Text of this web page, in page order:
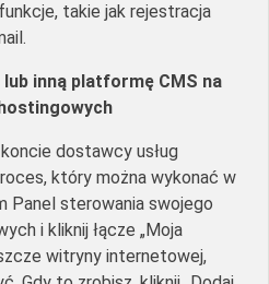
takie jak rejestracja
inną platformę CMS na
dostawcy usług
który można wykonać w
Panel sterowania swojego
i kliknij łącze „Moja
witryny internetowej,